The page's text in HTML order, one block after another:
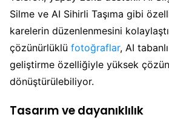
Silme ve AI Sihirli Taşıma gibi
karelerin düzenlenmesini
çözünürlüklü fotoğraflar, AI
geliştirme özelliğiyle yüksek
dönüştürülebiliyor.
Tasarım ve dayanıklılık